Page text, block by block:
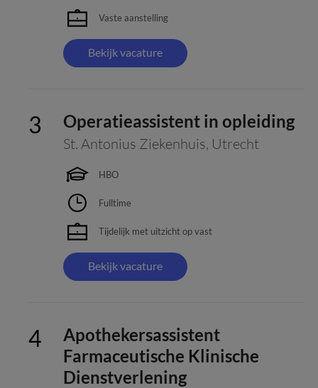
Vaste aanstelling
Bekijk vacature
Operatieassistent in opleiding
St. Antonius Ziekenhuis, Utrecht
HBO
Fulltime
Tijdelijk met uitzicht op vast
Bekijk vacature
Apothekersassistent
Farmaceutische Klinische
Dienstverlening